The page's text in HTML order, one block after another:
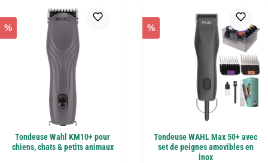
%
Tondeuse Wahl KM10+ pour
chiens, chats & petits animaux
%
Tondeuse WAHL Max 50+ avec
set de peignes amovibles en
inox